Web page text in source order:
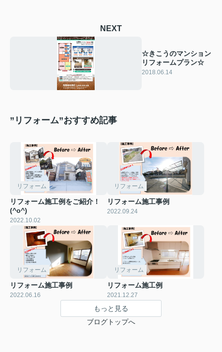
NEXT
☆きこうのマンション
リフォームプラン☆
2018.06.14
”リフォーム”おすすめ記事
リフォーム
リフォーム施工例をご紹介！
(^o^)
2022.10.02
リフォーム
リフォーム施工事例
2022.09.24
リフォーム
リフォーム施工事例
2022.06.16
リフォーム
リフォーム施工例
2021.12.27
もっと見る
ブログトップへ